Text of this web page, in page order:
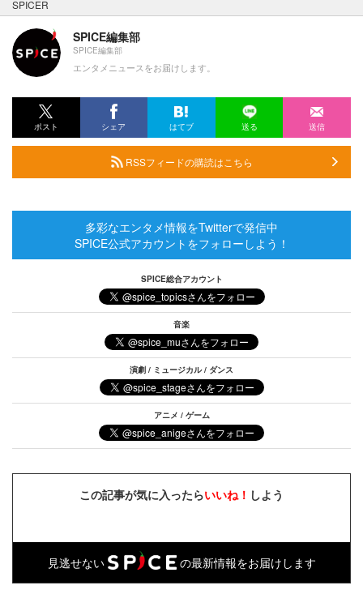
SPICER
SPICE編集部
SPICE編集部
エンタメニュースをお届けします。
ポスト シェア はてブ 送る 送信
RSSフィードの購読はこちら
多彩なエンタメ情報をTwitterで発信中
SPICE公式アカウントをフォローしよう！
SPICE総合アカウント
音楽
演劇 / ミュージカル / ダンス
アニメ / ゲーム
この記事が気に入ったらいいね！ しよう
見逃せない の最新情報をお届けします